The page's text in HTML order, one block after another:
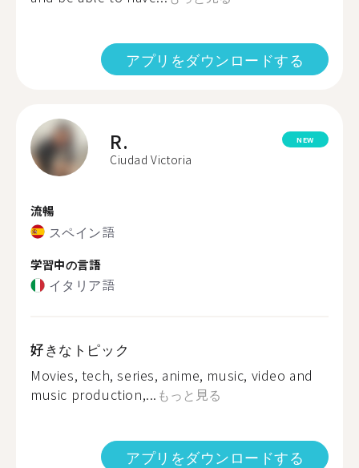
アプリをダウンロードする
R.
Ciudad Victoria
NEW
流暢
スペイン語
学習中の言語
イタリア語
好きなトピック
Movies, tech, series, anime, music, video and
music production,... もっと見る
アプリをダウンロードする